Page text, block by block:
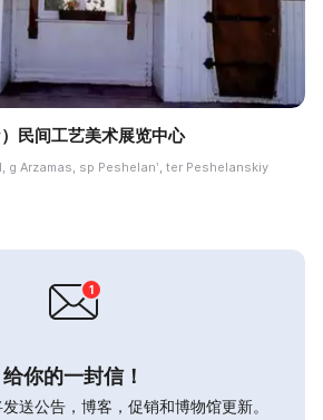
民间工艺美术展览中心
g Arzamas, sp Peshelanʹ, ter Peshelanskiy
给你的一封信！
送公告，博客，促销和博物馆更新。